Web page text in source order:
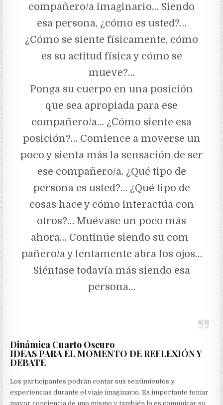
compañero/a imaginario… Siendo
esa persona, ¿cómo es usted?…
¿Cómo se siente físicamente, cómo
es su actitud física y cómo se
mueve?…
Ponga su cuerpo en una posición
que sea apropiada para ese
compañero/a… ¿Cómo siente esa
posición?… Comience a moverse un
poco y sienta más la sensación de ser
ese compañero/a. ¿Qué tipo de
persona es usted?… ¿Qué tipo de
cosas hace y cómo interactúa con
otros?… Muévase un poco más
ahora… Continúe siendo su com­
pañero/a y lentamente abra los ojos…
Siéntase todavía más siendo esa
persona…
Dinámica Cuarto Oscuro
IDEAS PARA EL MOMENTO DE REFLEXIÓN Y
DEBATE
Los participantes podrán contar sus sentimientos y
experiencias durante el viaje imaginario. Es importante tomar
mayor conciencia de uno mismo y también lo es comunicar su